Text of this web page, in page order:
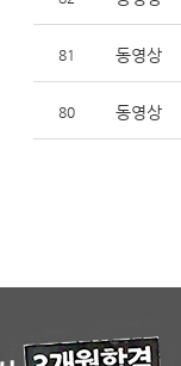
81 동영상
80 동영상